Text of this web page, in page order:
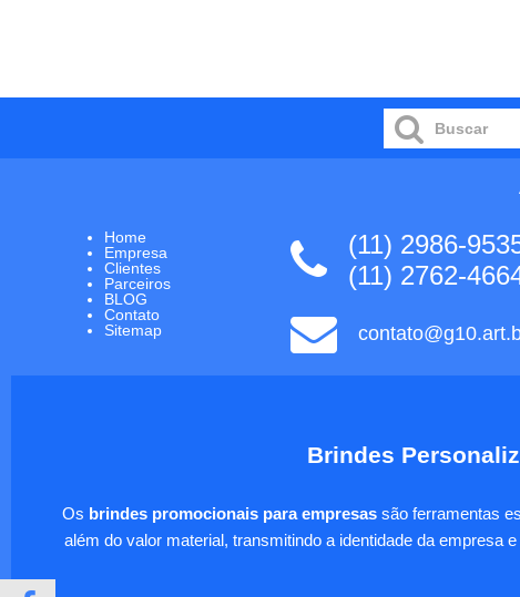
Home
Empresa
Clientes
Parceiros
BLOG
Contato
Sitemap
(11) 2986-
(11) 2762-
Brindes
Os brindes promocionais para empresassão ferramentas
além do valor material, transmitindo a identidade da empresa